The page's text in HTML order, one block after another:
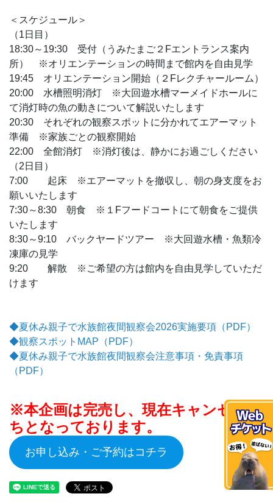
＜スケジュール＞
（1日目）
18:30～19:30 受付（うみたまご２Fエントランス案内
所） ※オリエンテーションの時間まで館内を自由見学
19:45 オリエンテーション開始（２Fレクチャールーム）
20:00 水槽照明消灯 ※大回遊水槽マーメイドホールに
て消灯時の魚の動きについて解説いたします
20:30 それぞれの観察スポットに分かれてエアーマット
準備 ※家族ごとの観察開始
22:00 全館消灯 ※消灯後は、静かにお過ごしください
（2日目）
7:00 起床 ※エアーマットを撤収し、朝の身支度をお
願いいたします
7:30～8:30 朝食 ※１Fフードコートにて朝食をご提供
いたします
8:30～9:10 バックヤードツアー ※大回遊水槽・魚類冷
凍庫の見学
9:20 解散 ※ご希望の方は館内を自由見学していただ
けます
◆夏休み親子で水族館夜間観察会2026実施要項（PDF）
◆観察スポットMAP（PDF）
◆夏休み親子で水族館夜間観察会注意事項・免責事項
（PDF）
※本企画は完売し、現在キャンセル待
ちとなっております。
お申し込み・ご予約はコチラ